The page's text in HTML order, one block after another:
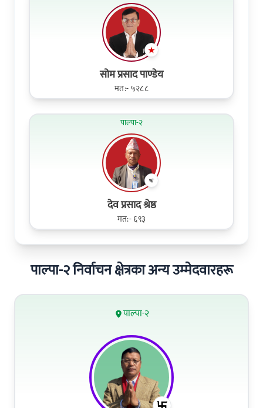
सोम प्रसाद पाण्डेय
मत:- ५२८८
पाल्पा-२
देव प्रसाद श्रेष्ठ
मत:- ६९३
पाल्पा-२ निर्वाचन क्षेत्रका अन्य उम्मेदवारहरू
पाल्पा-२